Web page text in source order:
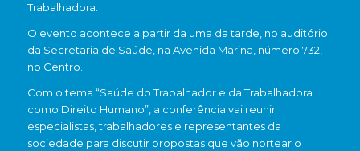
Trabalhadora.
O evento acontece a partir da uma da tarde, no auditório
da Secretaria de Saúde, na Avenida Marina, número 732,
no Centro.
Com o tema “Saúde do Trabalhador e da Trabalhadora
como Direito Humano”, a conferência vai reunir
especialistas, trabalhadores e representantes da
sociedade para discutir propostas que vão nortear o